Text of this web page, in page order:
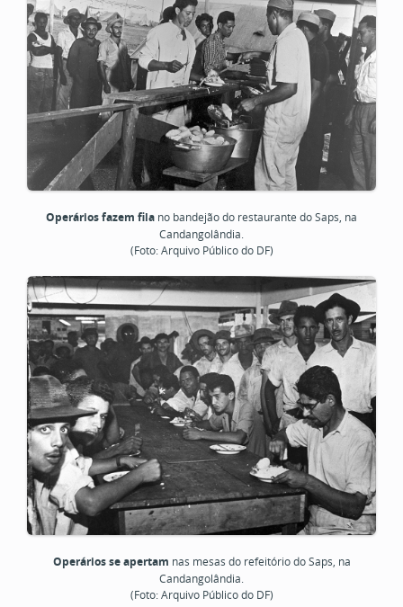
Operários fazem fila no bandejão do restaurante do Saps, na
Candangolândia.
(Foto: Arquivo Público do DF)
Operários se apertam nas mesas do refeitório do Saps, na
Candangolândia.
(Foto: Arquivo Público do DF)